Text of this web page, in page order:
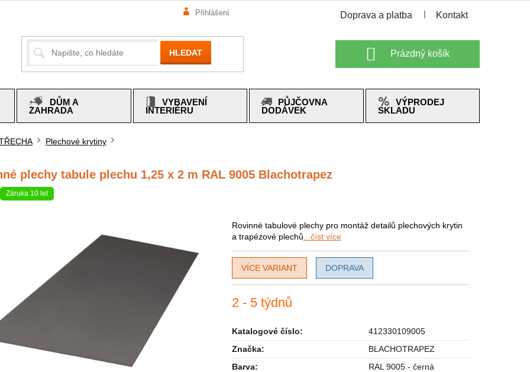
Doprava a platba Kontakt
Přihlášení
HLEDAT
Nákupní
košík
Prázdný košík
DŮM A
ZAHRADA
VYBAVENÍ
INTERIÉRU
PŮJČOVNA
DODÁVEK
VÝPRODEJ
SKLADU
Plechové krytiny
plechy tabule plechu 1,25 x 2 m RAL 9005 Blachotrapez
Záruka 10 let
2 - 5 týdnů
Rovinné tabulové plechy pro montáž detailů plechových krytin
a trapézové plechů ...číst více
Katalogové číslo:
412330109005
Značka:
BLACHOTRAPEZ
Barva:
RAL 9005 - černá
VÍCE VARIANT DOPRAVA